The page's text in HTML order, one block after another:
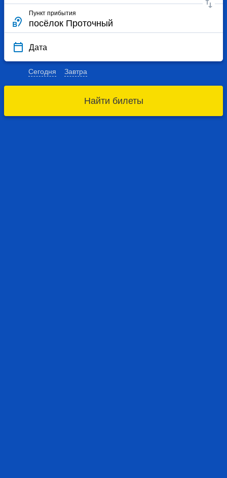
Пункт прибытия
Дата
Сегодня Завтра
Найти билеты